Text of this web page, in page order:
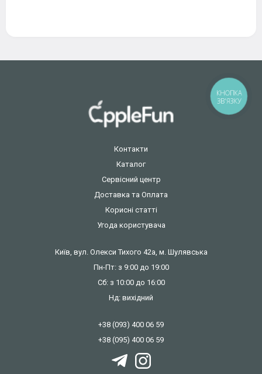
Контакти
Каталог
Сервісний центр
Доставка та Оплата
Корисні статті
Угода користувача
Київ, вул. Олекси Тихого 42а, м. Шулявська
Пн-Пт: з 9:00 до 19:00
Сб: з 10:00 до 16:00
Нд: вихідний
+38 (093) 400 06 59
+38 (095) 400 06 59
КНОПКА
ЗВ'ЯЗКУ